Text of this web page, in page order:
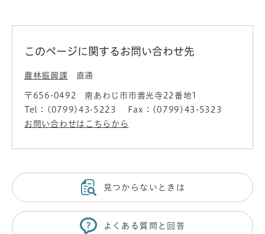
このページに関するお問い合わせ先
農林振興課 直通
〒656-0492
南あわじ市市善光寺22番地1
Tel：(0799)43-5223
Fax：(0799)43-5323
お問い合わせはこちらから
見つからないときは
よくある質問と回答